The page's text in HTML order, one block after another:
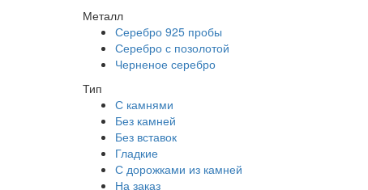
Металл
Серебро 925 пробы
Серебро с позолотой
Черненое серебро
Тип
С камнями
Без камней
Без вставок
Гладкие
С дорожками из камней
На заказ